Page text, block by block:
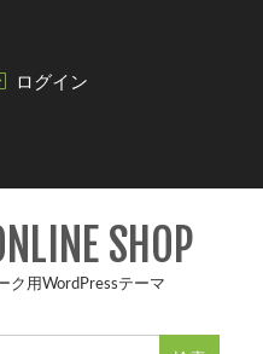
ログイン
SHOP
ク用WordPressテーマ